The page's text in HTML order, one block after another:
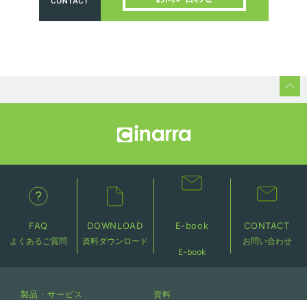
FAQ
よくあるご質問
DOWNLOAD
資料ダウンロード
E-book
E-book
CONTACT
お問い合わせ
製品・サービス 資料